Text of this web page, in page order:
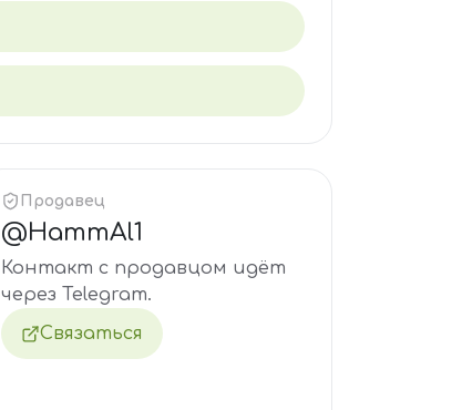
Продавец
@HammAl1
Контакт с продавцом идёт
через Telegram.
Связаться